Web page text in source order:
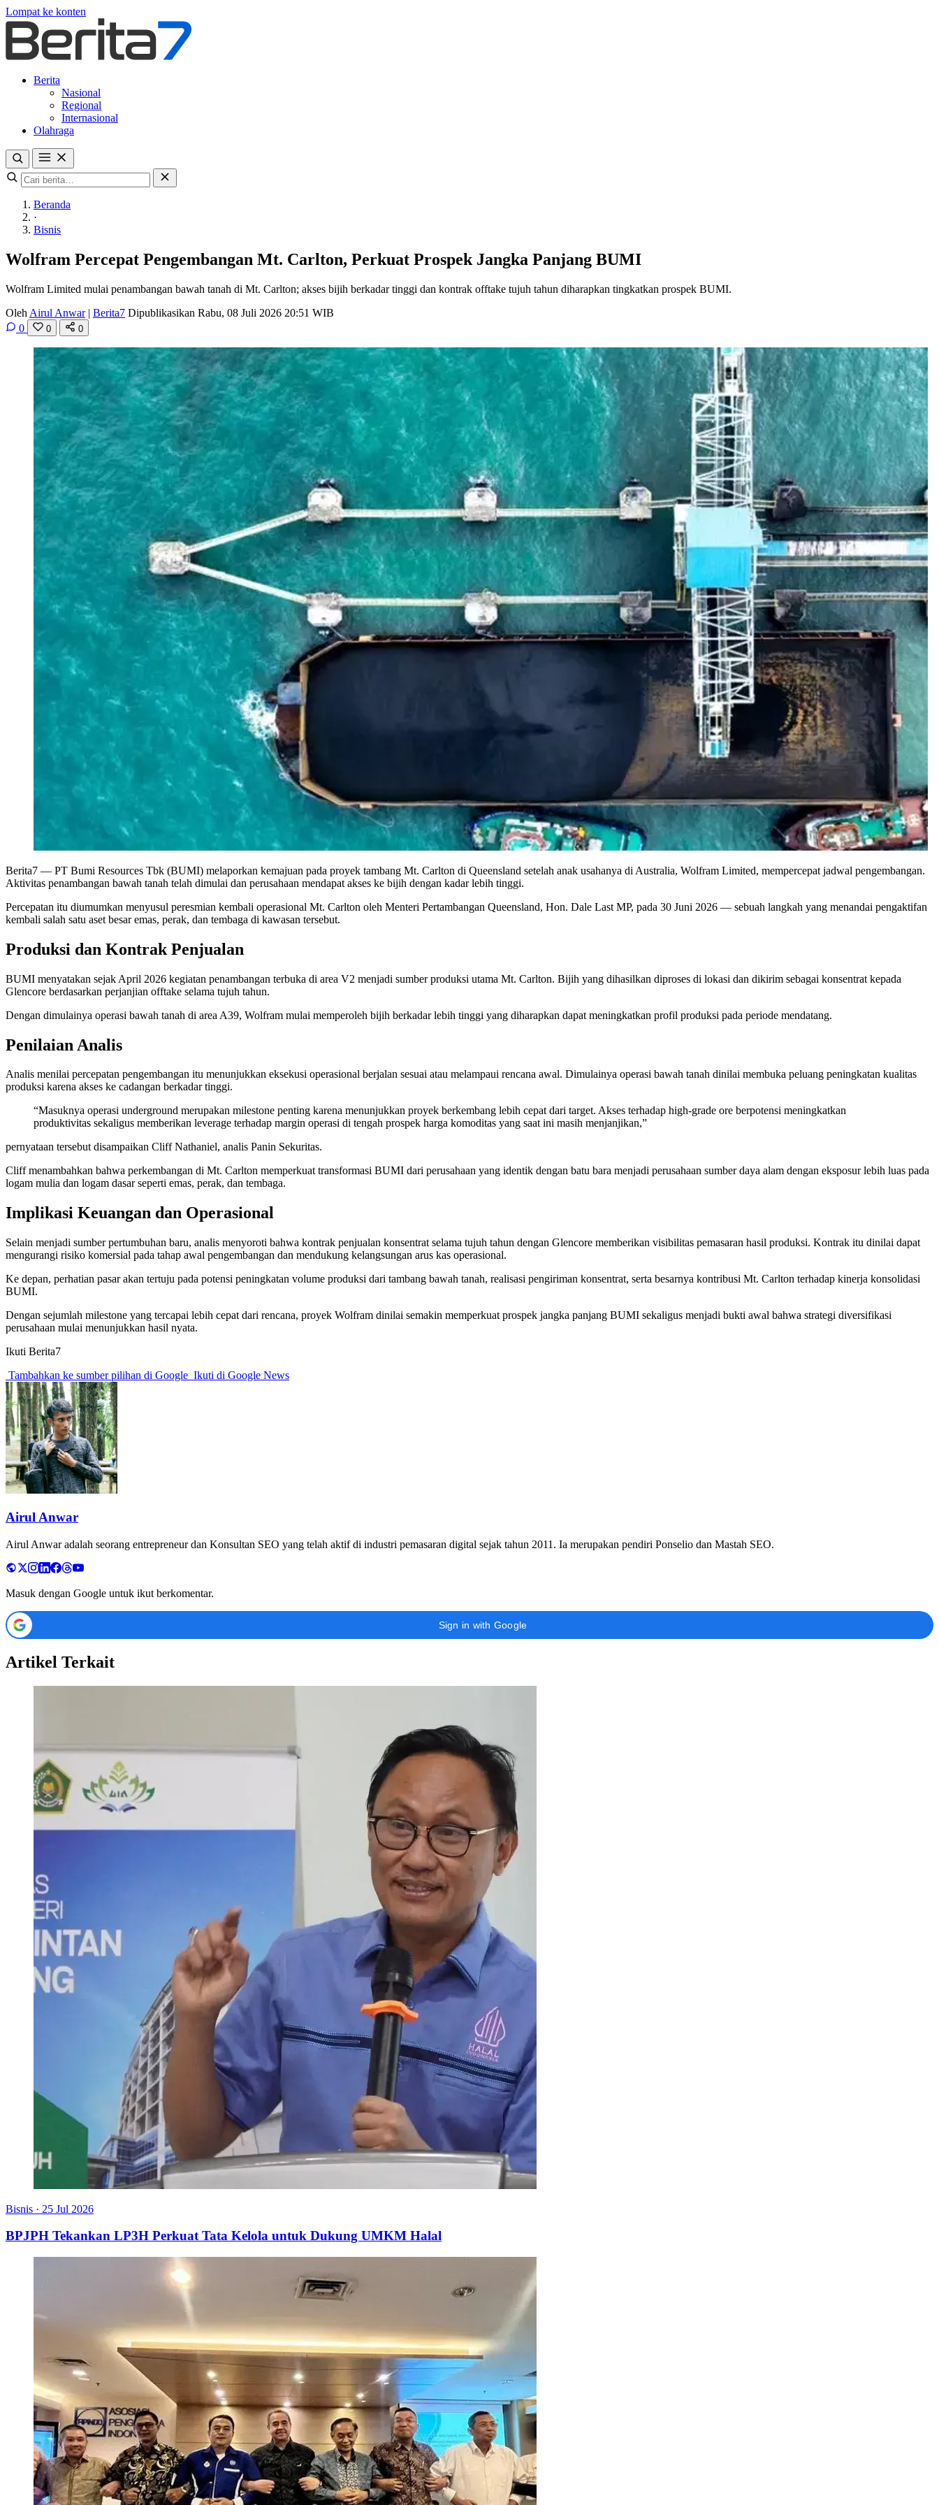
Lompat ke konten
Berita
Nasional
Regional
Internasional
Olahraga
Beranda
·
Bisnis
Wolfram Percepat Pengembangan Mt. Carlton, Perkuat Prospek Jangka Panjang BUMI
Wolfram Limited mulai penambangan bawah tanah di Mt. Carlton; akses bijih berkadar tinggi dan kontrak offtake tujuh tahun diharapkan tingkatkan prospek BUMI.
Oleh Airul Anwar | Berita7 Dipublikasikan Rabu, 08 Juli 2026 20:51 WIB
0
0 0
Berita7 — PT Bumi Resources Tbk (BUMI) melaporkan kemajuan pada proyek tambang Mt. Carlton di Queensland setelah anak usahanya di Australia, Wolfram Limited, mempercepat jadwal pengembangan.
Aktivitas penambangan bawah tanah telah dimulai dan perusahaan mendapat akses ke bijih dengan kadar lebih tinggi.
Percepatan itu diumumkan menyusul peresmian kembali operasional Mt. Carlton oleh Menteri Pertambangan Queensland, Hon. Dale Last MP, pada 30 Juni 2026 — sebuah langkah yang menandai pengaktifan
kembali salah satu aset besar emas, perak, dan tembaga di kawasan tersebut.
Produksi dan Kontrak Penjualan
BUMI menyatakan sejak April 2026 kegiatan penambangan terbuka di area V2 menjadi sumber produksi utama Mt. Carlton. Bijih yang dihasilkan diproses di lokasi dan dikirim sebagai konsentrat kepada
Glencore berdasarkan perjanjian offtake selama tujuh tahun.
Dengan dimulainya operasi bawah tanah di area A39, Wolfram mulai memperoleh bijih berkadar lebih tinggi yang diharapkan dapat meningkatkan profil produksi pada periode mendatang.
Penilaian Analis
Analis menilai percepatan pengembangan itu menunjukkan eksekusi operasional berjalan sesuai atau melampaui rencana awal. Dimulainya operasi bawah tanah dinilai membuka peluang peningkatan kualitas
produksi karena akses ke cadangan berkadar tinggi.
“Masuknya operasi underground merupakan milestone penting karena menunjukkan proyek berkembang lebih cepat dari target. Akses terhadap high-grade ore berpotensi meningkatkan
produktivitas sekaligus memberikan leverage terhadap margin operasi di tengah prospek harga komoditas yang saat ini masih menjanjikan,”
pernyataan tersebut disampaikan Cliff Nathaniel, analis Panin Sekuritas.
Cliff menambahkan bahwa perkembangan di Mt. Carlton memperkuat transformasi BUMI dari perusahaan yang identik dengan batu bara menjadi perusahaan sumber daya alam dengan eksposur lebih luas pada
logam mulia dan logam dasar seperti emas, perak, dan tembaga.
Implikasi Keuangan dan Operasional
Selain menjadi sumber pertumbuhan baru, analis menyoroti bahwa kontrak penjualan konsentrat selama tujuh tahun dengan Glencore memberikan visibilitas pemasaran hasil produksi. Kontrak itu dinilai dapat
mengurangi risiko komersial pada tahap awal pengembangan dan mendukung kelangsungan arus kas operasional.
Ke depan, perhatian pasar akan tertuju pada potensi peningkatan volume produksi dari tambang bawah tanah, realisasi pengiriman konsentrat, serta besarnya kontribusi Mt. Carlton terhadap kinerja konsolidasi
BUMI.
Dengan sejumlah milestone yang tercapai lebih cepat dari rencana, proyek Wolfram dinilai semakin memperkuat prospek jangka panjang BUMI sekaligus menjadi bukti awal bahwa strategi diversifikasi
perusahaan mulai menunjukkan hasil nyata.
Ikuti Berita7
Tambahkan ke sumber pilihan di Google Ikuti di Google News
Airul Anwar
Airul Anwar adalah seorang entrepreneur dan Konsultan SEO yang telah aktif di industri pemasaran digital sejak tahun 2011. Ia merupakan pendiri Ponselio dan Mastah SEO.
Masuk dengan Google untuk ikut berkomentar.
Sign in with Google
Artikel Terkait
Bisnis · 25 Jul 2026
BPJPH Tekankan LP3H Perkuat Tata Kelola untuk Dukung UMKM Halal